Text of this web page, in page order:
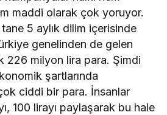
maddi olarak çok yoruyor.
5 aylık dilim içerisinde
genelinden de gelen
226 milyon lira para. Şimdi
şartlarında
ciddi bir para. İnsanlar
100 lirayı paylaşarak bu hale